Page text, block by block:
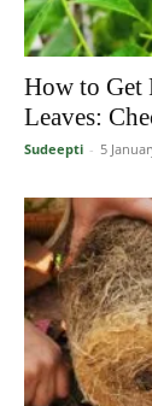
How to Get
Leaves:
Sudeepti - 5